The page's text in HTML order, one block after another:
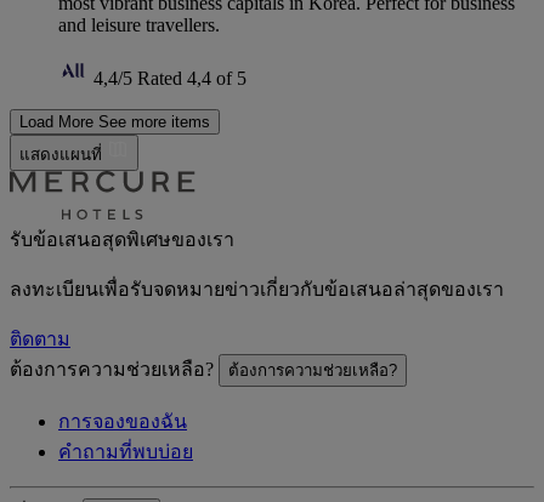
and leisure travellers.
4,4/5 Rated 4,4 of 5
Load More See more items
แสดงแผนที่
รับข้อเสนอสุดพิเศษของเรา
ลงทะเบียนเพื่อรับจดหมายข่าวเกี่ยวกับข้อเสนอล่าสุดของเรา
ติดตาม
ต้องการความช่วยเหลือ?
ต้องการความช่วยเหลือ?
การจองของฉัน
คำถามที่พบบ่อย